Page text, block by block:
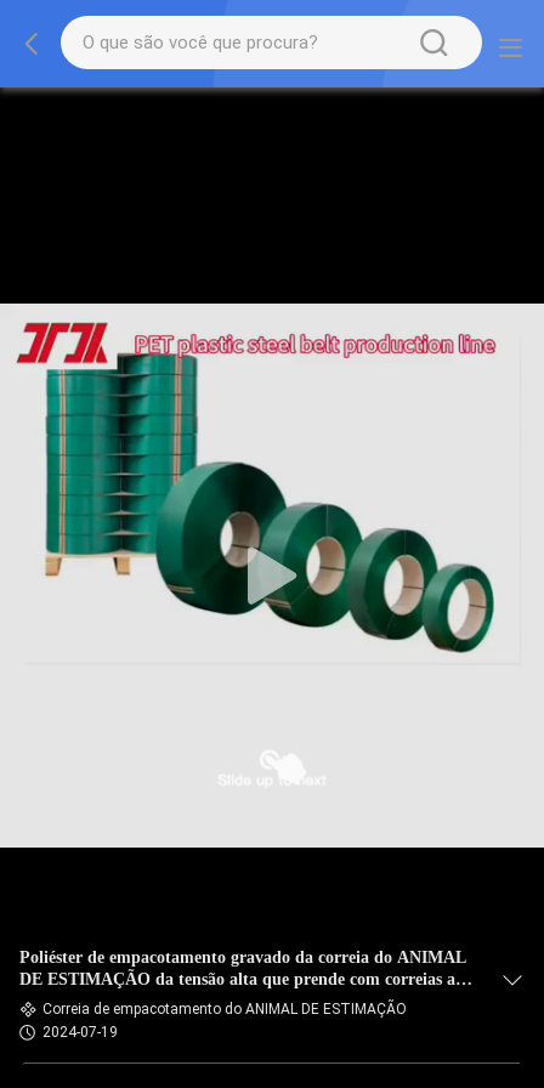
Poliéster de empacotamento gravado da correia do ANIMAL
DE ESTIMAÇÃO da tensão alta que prende com correias a
correia da faixa
Correia de empacotamento do ANIMAL DE ESTIMAÇÃO
2024-07-19